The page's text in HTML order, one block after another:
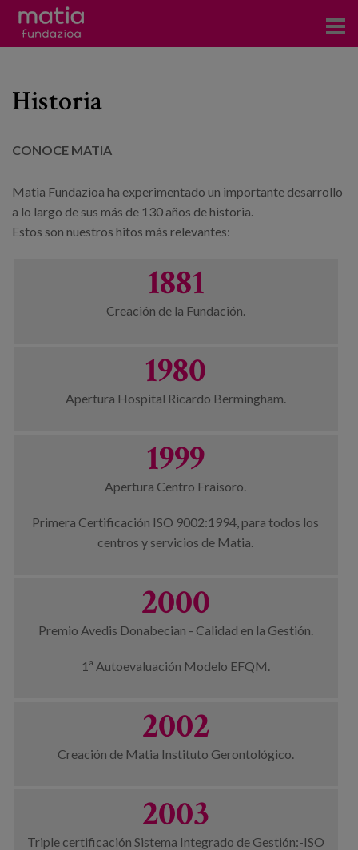
eu
en
Historia
CONOCE MATIA
Matia Fundazioa ha experimentado un importante desarrollo
a lo largo de sus más de 130 años de historia.
Estos son nuestros hitos más relevantes:
1881
Creación de la Fundación.
1980
Apertura Hospital Ricardo Bermingham.
1999
Apertura Centro Fraisoro.
Primera Certificación ISO 9002:1994, para todos los
centros y servicios de Matia.
2000
Premio Avedis Donabecian - Calidad en la Gestión.
1ª Autoevaluación Modelo EFQM.
2002
Creación de Matia Instituto Gerontológico.
2003
Triple certificación Sistema Integrado de Gestión:-ISO